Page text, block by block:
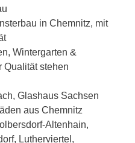
in Chemnitz, mit
Wintergarten &
Qualität stehen
Glashaus Sachsen
aus Chemnitz
Altenhain,
Lutherviertel,